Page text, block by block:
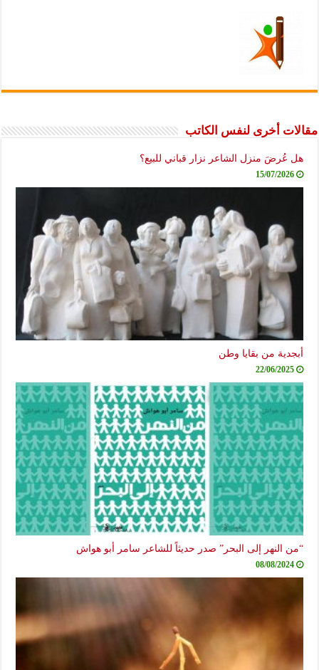
مقالات أخرى لنفس الكاتب
هل عُرضَ منزل الشاعر نزار قباني للبيع؟
15/07/2026
أبجدية من بقايا وطن
22/06/2025
“من النهر إلى البحر” صدر حديثاً للشاعر سامر أبو هواش
08/08/2024